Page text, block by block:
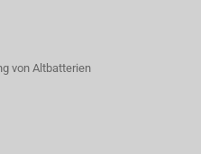
von Altbatterien